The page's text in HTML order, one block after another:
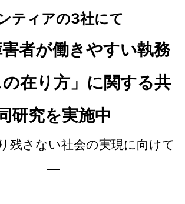
ティアの3社にて
害者が働きやすい執務
在り方」に関する共
研究を実施中
残さない社会の実現に向けて
―